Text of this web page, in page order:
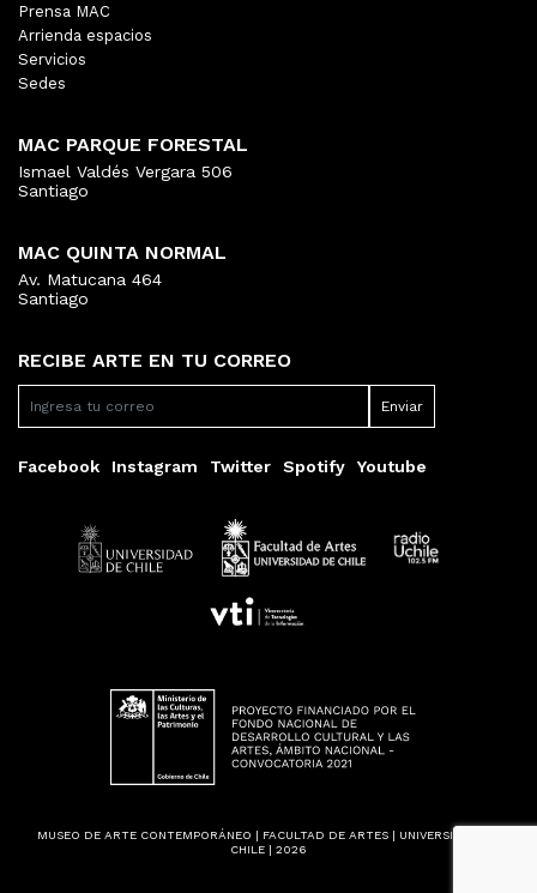
RECIBE ARTE EN TU CORREO
Facebook Instagram Twitter Spotify Youtube
Prensa MAC
Arrienda espacios
Servicios
Sedes
MAC PARQUE FORESTAL
Ismael Valdés Vergara 506
Santiago
MAC QUINTA NORMAL
Av. Matucana 464
Santiago
MUSEO DE ARTE CONTEMPORÁNEO | FACULTAD DE ARTES | UNIVERSIDAD DE
CHILE | 2026